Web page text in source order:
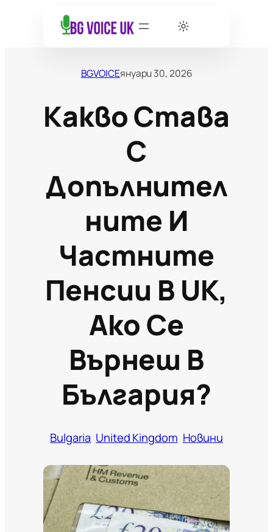
BGVOICEянуари 30, 2026
Какво Става
С
Допълнител
Ните И
Частните
Пенсии В UK,
Ако Се
Върнеш В
България?
Bulgaria United Kingdom Новини